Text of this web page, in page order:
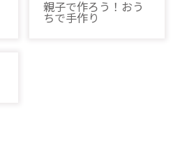
親子で作ろう！おう
ちで手作り